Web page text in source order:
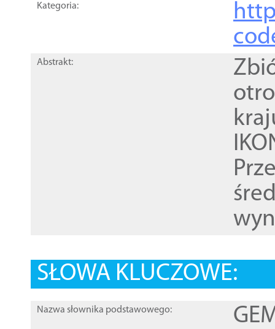
Kategoria:
Abstrakt:
SŁOWA KLUCZOWE:
Nazwa słownika podstawowego: